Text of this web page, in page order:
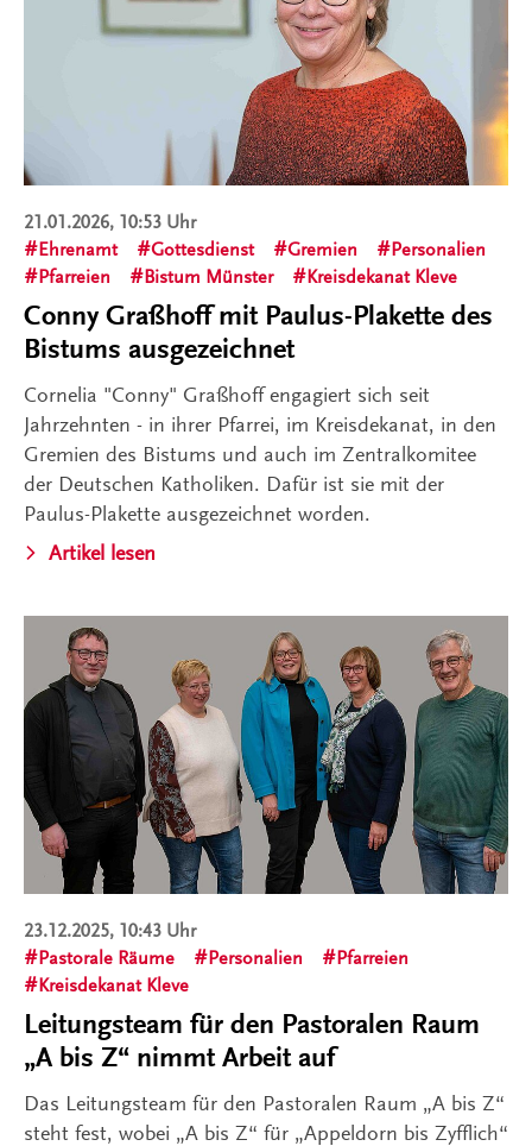
21.01.2026, 10:53 Uhr
Ehrenamt
Gottesdienst Gremien
Personalien
Pfarreien
Bistum Münster Kreisdekanat Kleve
Conny Graßhoff mit Paulus-Plakette des
Bistums ausgezeichnet
Cornelia "Conny" Graßhoff engagiert sich seit
Jahrzehnten - in ihrer Pfarrei, im Kreisdekanat, in den
Gremien des Bistums und auch im Zentralkomitee
der Deutschen Katholiken. Dafür ist sie mit der
Paulus-Plakette ausgezeichnet worden.
Artikel lesen
23.12.2025, 10:43 Uhr
Pastorale Räume
Personalien
Pfarreien
Kreisdekanat Kleve
Leitungsteam für den Pastoralen Raum
„A bis Z“ nimmt Arbeit auf
Das Leitungsteam für den Pastoralen Raum „A bis Z“
steht fest, wobei „A bis Z“ für „Appeldorn bis Zyfflich“